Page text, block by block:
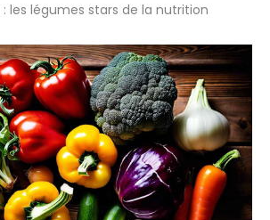
les légumes stars de la nutrition